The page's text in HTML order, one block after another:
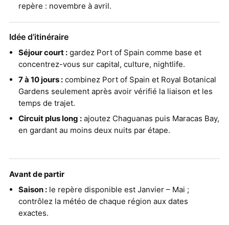
repère : novembre à avril.
Idée d’itinéraire
Séjour court :gardez Port of Spain comme base et
concentrez-vous sur capital, culture, nightlife.
7 à 10 jours :combinez Port of Spain et Royal Botanical
Gardens seulement après avoir vérifié la liaison et les
temps de trajet.
Circuit plus long :ajoutez Chaguanas puis Maracas Bay,
en gardant au moins deux nuits par étape.
Avant de partir
Saison : le repère disponible est Janvier – Mai ;
contrôlez la météo de chaque région aux dates
exactes.